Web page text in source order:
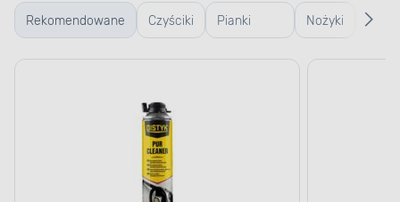
Rekomendowane Czyściki
do pian
Pianki
pistoletowe
Nożyki